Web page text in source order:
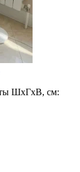
ШхГхВ, см: